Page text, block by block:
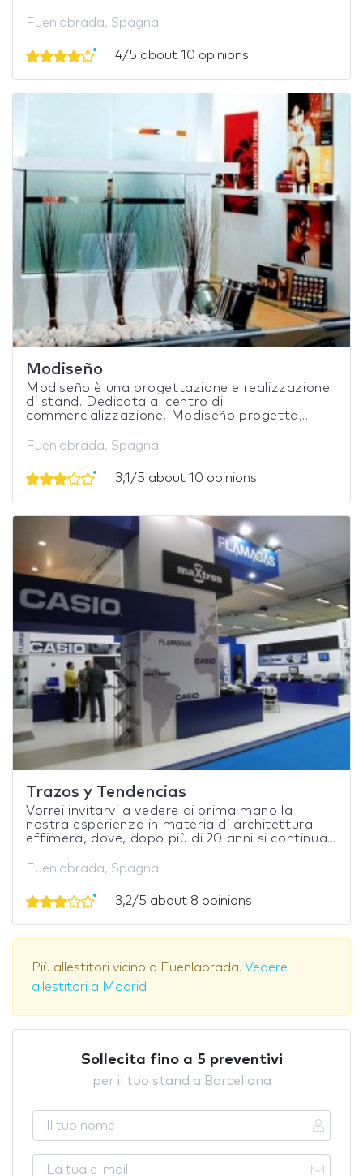
Fuenlabrada, Spagna
4/5 about 10 opinions
Modiseño
Modiseño è una progettazione e realizzazione
di stand. Dedicata al centro di
commercializzazione, Modiseño progetta,...
Fuenlabrada, Spagna
3,1/5 about 10 opinions
Trazos y Tendencias
Vorrei invitarvi a vedere di prima mano la
nostra esperienza in materia di architettura
effimera, dove, dopo più di 20 anni si continua...
Fuenlabrada, Spagna
3,2/5 about 8 opinions
Più allestitori vicino a Fuenlabrada. Vedere
allestitori a Madrid
Sollecita fino a 5 preventivi
per il tuo stand a Barcellona